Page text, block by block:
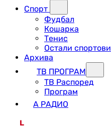
Спорт
Фудбал
Кошарка
Тенис
Остали спортови
Архива
ТВ ПРОГРАМ
ТВ Распоред
Програм
А РАДИО
L